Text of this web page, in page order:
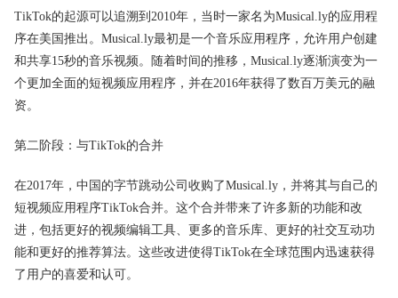
TikTok的起源可以追溯到2010年，当时一家名为Musical.ly的应用程
序在美国推出。Musical.ly最初是一个音乐应用程序，允许用户创建
和共享15秒的音乐视频。随着时间的推移，Musical.ly逐渐演变为一
个更加全面的短视频应用程序，并在2016年获得了数百万美元的融
资。
第二阶段：与TikTok的合并
在2017年，中国的字节跳动公司收购了Musical.ly，并将其与自己的
短视频应用程序TikTok合并。这个合并带来了许多新的功能和改
进，包括更好的视频编辑工具、更多的音乐库、更好的社交互动功
能和更好的推荐算法。这些改进使得TikTok在全球范围内迅速获得
了用户的喜爱和认可。